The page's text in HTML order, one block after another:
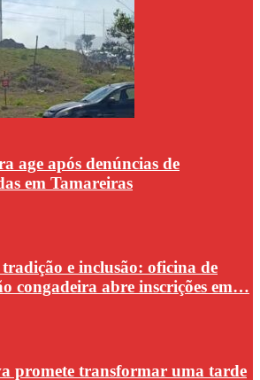
age após denúncias de
em Tamareiras
e inclusão: oficina de
congadeira abre inscrições em…
promete transformar uma tarde